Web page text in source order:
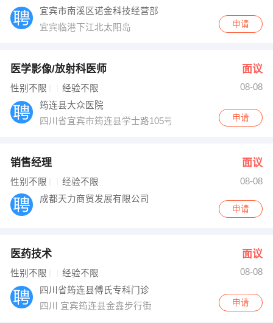
宜宾市南溪区诺金科技经营部
宜宾临港下江北太阳岛
申请
医学影像/放射科医师 面议
性别不限 经验不限
08-08
筠连县大众医院
四川省宜宾市筠连县学士路105号
申请
销售经理 面议
性别不限 经验不限
08-08
成都天力商贸发展有限公司
申请
医药技术 面议
性别不限 经验不限
08-08
四川省筠连县傅氏专科门诊
四川 宜宾筠连县金鑫步行街
申请